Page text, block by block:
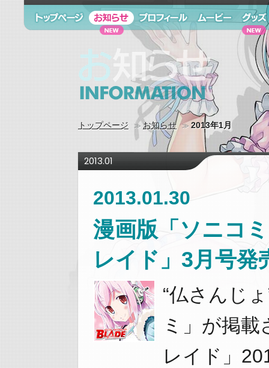
お知らせ information
トップページ
お知らせ 2013年1月
2013.01
2013.01.30
漫画版「ソニコ
レイド」3月号発
“仏さんじ
ミ」が掲
レイド」
トップページ お知らせ プロフィール ムービー グッズ